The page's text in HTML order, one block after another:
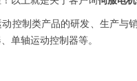
制类产品的研发、生产与销
单轴运动控制器等。